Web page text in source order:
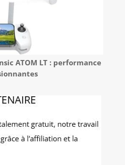
ATOM LT : performance